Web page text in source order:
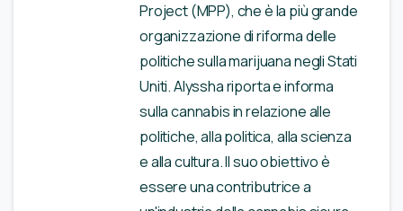
Project (MPP), che è la più grande
organizzazione di riforma delle
politiche sulla marijuana negli Stati
Uniti. Alyssha riporta e informa
sulla cannabis in relazione alle
politiche, alla politica, alla scienza
e alla cultura. Il suo obiettivo è
essere una contributrice a